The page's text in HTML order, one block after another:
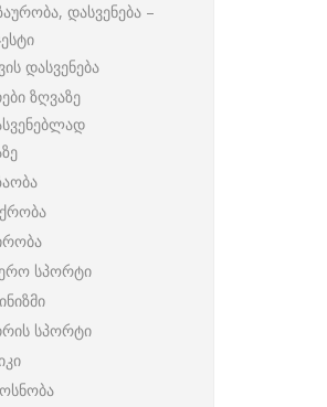
დასვენება –
დასვენება
ზღვაზე
სპორტი
სპორტი